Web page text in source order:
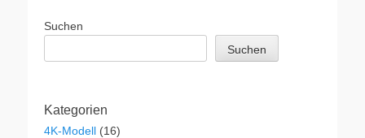
Suchen
Suchen
Kategorien
4K-Modell (16)